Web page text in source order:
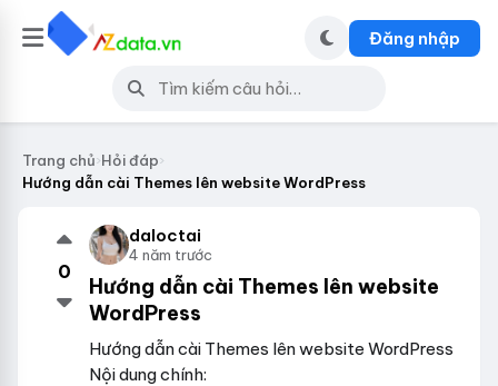
Đăng nhập
Trang chủ›Hỏi đáp›
Hướng dẫn cài Themes lên website WordPress
0
daloctai
4 năm trước
Hướng dẫn cài Themes lên website
WordPress
Hướng dẫn cài Themes lên website WordPress
Nội dung chính: